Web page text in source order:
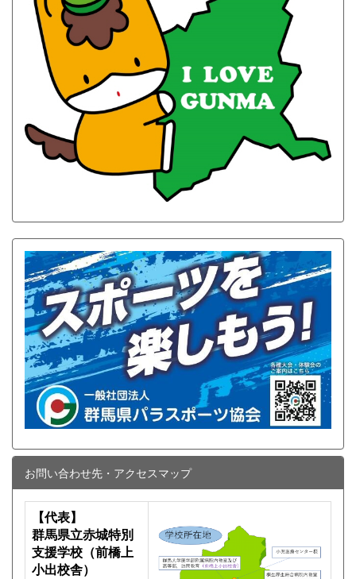
お問い合わせ先・アクセスマップ
【代表】
群馬県立赤城特別
支援学校（前橋上
小出校舎）